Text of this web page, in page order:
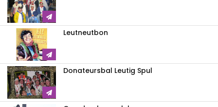
Leutneutbon
Donateursbal Leutig Spul